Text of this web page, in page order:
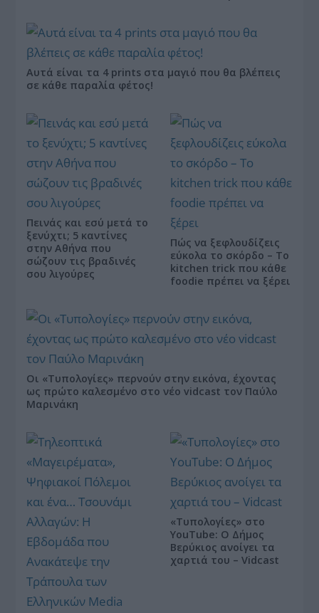
Αυτά είναι τα 4 prints στα μαγιό που θα βλέπεις
σε κάθε παραλία φέτος!
Πεινάς και εσύ μετά το
ξενύχτι; 5 καντίνες
στην Αθήνα που
σώζουν τις βραδινές
σου λιγούρες
Πώς να ξεφλουδίζεις
εύκολα το σκόρδο – Το
kitchen trick που κάθε
foodie πρέπει να ξέρει
Οι «Τυπολογίες» περνούν στην εικόνα, έχοντας
ως πρώτο καλεσμένο στο νέο vidcast τον Παύλο
Μαρινάκη
«Τυπολογίες» στο
YouTube: Ο Δήμος
Βερύκιος ανοίγει τα
χαρτιά του – Vidcast